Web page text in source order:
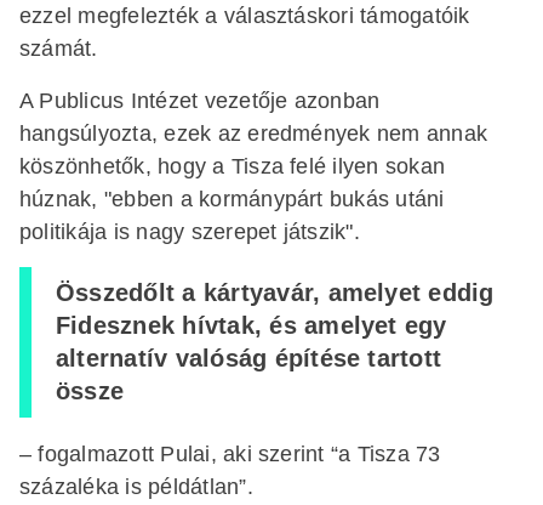
ezzel megfelezték a választáskori támogatóik
számát.
A Publicus Intézet vezetője azonban
hangsúlyozta, ezek az eredmények nem annak
köszönhetők, hogy a Tisza felé ilyen sokan
húznak, "ebben a kormánypárt bukás utáni
politikája is nagy szerepet játszik".
Összedőlt a kártyavár, amelyet eddig
Fidesznek hívtak, és amelyet egy
alternatív valóság építése tartott
össze
– fogalmazott Pulai, aki szerint “a Tisza 73
százaléka is példátlan”.